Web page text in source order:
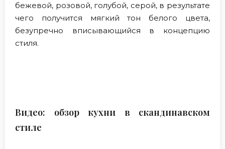
бежевой, розовой, голубой, серой, в результате
чего получится мягкий тон белого цвета,
безупречно вписывающийся в концепцию
стиля.
Видео: обзор кухни в скандинавском
стиле